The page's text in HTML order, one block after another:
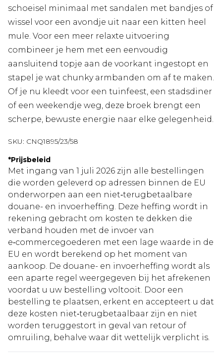
schoeisel minimaal met sandalen met bandjes of
wissel voor een avondje uit naar een kitten heel
mule. Voor een meer relaxte uitvoering
combineer je hem met een eenvoudig
aansluitend topje aan de voorkant ingestopt en
stapel je wat chunky armbanden om af te maken.
Of je nu kleedt voor een tuinfeest, een stadsdiner
of een weekendje weg, deze broek brengt een
scherpe, bewuste energie naar elke gelegenheid.
SKU: CNQ1895/23/58
*Prijsbeleid
Met ingang van 1 juli 2026 zijn alle bestellingen
die worden geleverd op adressen binnen de EU
onderworpen aan een niet‑terugbetaalbare
douane- en invoerheffing. Deze heffing wordt in
rekening gebracht om kosten te dekken die
verband houden met de invoer van
e‑commercegoederen met een lage waarde in de
EU en wordt berekend op het moment van
aankoop. De douane- en invoerheffing wordt als
een aparte regel weergegeven bij het afrekenen
voordat u uw bestelling voltooit. Door een
bestelling te plaatsen, erkent en accepteert u dat
deze kosten niet‑terugbetaalbaar zijn en niet
worden teruggestort in geval van retour of
omruiling, behalve waar dit wettelijk verplicht is.